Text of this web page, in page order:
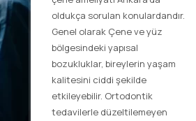
oldukça sorulan konulardandır.
Genel olarak Çene ve yüz
bölgesindeki yapısal
bozukluklar, bireylerin yaşam
kalitesini ciddi şekilde
etkileyebilir. Ortodontik
tedavilerle düzeltilemeyen